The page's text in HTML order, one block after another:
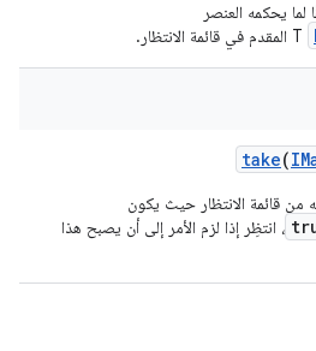
يحكمه العنصر
take(
، انتظِر إذا لزم الأمر إلى أن يصبح هذا